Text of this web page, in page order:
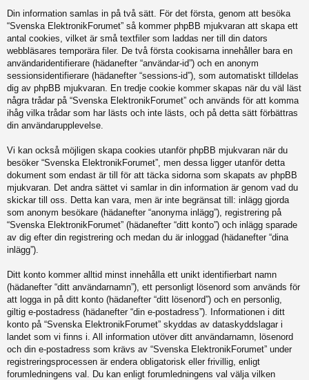
Din information samlas in på två sätt. För det första, genom att besöka
“Svenska ElektronikForumet” så kommer phpBB mjukvaran att skapa ett
antal cookies, vilket är små textfiler som laddas ner till din dators
webbläsares temporära filer. De två första cookisarna innehåller bara en
användaridentifierare (hädanefter “användar-id”) och en anonym
sessionsidentifierare (hädanefter “sessions-id”), som automatiskt tilldelas
dig av phpBB mjukvaran. En tredje cookie kommer skapas när du väl läst
några trådar på “Svenska ElektronikForumet” och används för att komma
ihåg vilka trådar som har lästs och inte lästs, och på detta sätt förbättras
din användarupplevelse.
Vi kan också möjligen skapa cookies utanför phpBB mjukvaran när du
besöker “Svenska ElektronikForumet”, men dessa ligger utanför detta
dokument som endast är till för att täcka sidorna som skapats av phpBB
mjukvaran. Det andra sättet vi samlar in din information är genom vad du
skickar till oss. Detta kan vara, men är inte begränsat till: inlägg gjorda
som anonym besökare (hädanefter “anonyma inlägg”), registrering på
“Svenska ElektronikForumet” (hädanefter “ditt konto”) och inlägg sparade
av dig efter din registrering och medan du är inloggad (hädanefter “dina
inlägg”).
Ditt konto kommer alltid minst innehålla ett unikt identifierbart namn
(hädanefter “ditt användarnamn”), ett personligt lösenord som används för
att logga in på ditt konto (hädanefter “ditt lösenord”) och en personlig,
giltig e-postadress (hädanefter “din e-postadress”). Informationen i ditt
konto på “Svenska ElektronikForumet” skyddas av dataskyddslagar i
landet som vi finns i. All information utöver ditt användarnamn, lösenord
och din e-postadress som krävs av “Svenska ElektronikForumet” under
registreringsprocessen är endera obligatorisk eller frivillig, enligt
forumledningens val. Du kan enligt forumledningens val välja vilken